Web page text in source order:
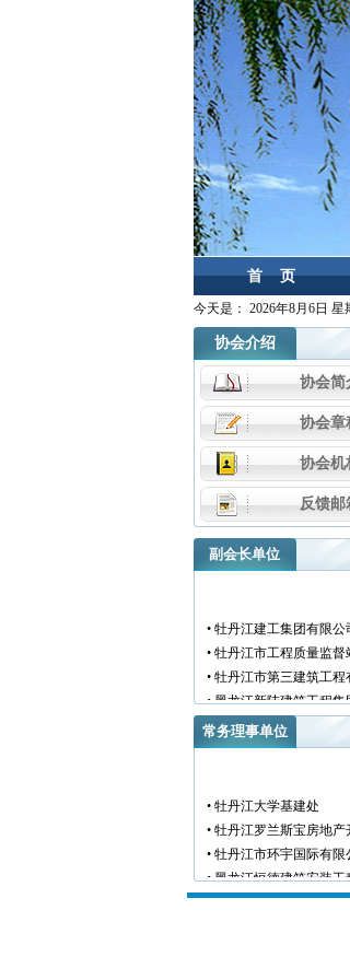
首 页
今天是： 2026年8月6日
协会介绍
协会简
协会章
协会机
反馈邮
副会长单位
• 牡丹江建工集团有限公
• 牡丹江市工程质量监督
• 牡丹江市第三建筑工程
• 黑龙江新陆建筑工程集
• 牡丹江市安装工程有限
• 黑龙江北方工具有限公
• 黑龙江新宏基建设集
• 金跃集团有限公司
• 黑龙江海华建设集团
• 上海绿地集团牡丹江
常务理事单位
• 牡丹江大学基建处
• 牡丹江罗兰斯宝房地产
• 牡丹江市环宇国际有限
• 黑龙江恒德建筑安装工
• 牡丹江华威建筑工程